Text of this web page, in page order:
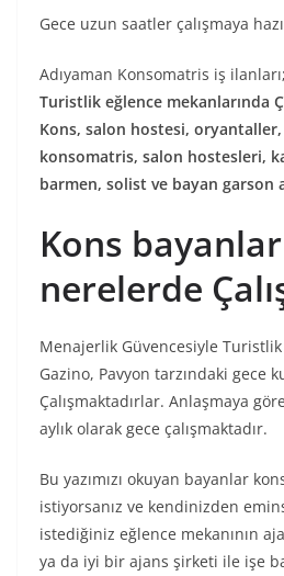
Gece uzun saatler çalışmaya
Adıyaman Konsomatris iş ilanları;
Turistlik eğlence mekanlarında
Kons, salon hostesi, oryantaller,
konsomatris, salon hostesleri,
barmen, solist ve bayan garson
Kons bayanlar
nerelerde
Menajerlik Güvencesiyle
Gazino, Pavyon tarzındaki gece
Çalışmaktadırlar. Anlaşmaya
aylık olarak gece çalışmaktadır.
Bu yazımızı okuyan bayanlar
istiyorsanız ve kendinizden
istediğiniz eğlence mekanının
ya da iyi bir ajans şirketi ile işe